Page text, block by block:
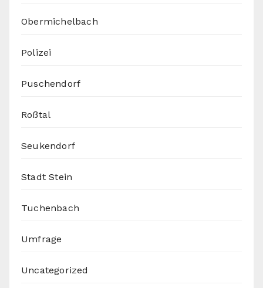
Obermichelbach
Polizei
Puschendorf
Roßtal
Seukendorf
Stadt Stein
Tuchenbach
Umfrage
Uncategorized